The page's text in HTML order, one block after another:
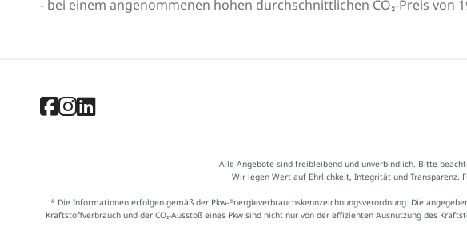
- bei einem angenommenen hohen durchschnittlichen CO₂-Preis von
Alle Angebote sind freibleibend und unverbindlich. Bitte
Wir legen Wert auf Ehrlichkeit, Integrität und Transparenz.
* Die Informationen erfolgen gemäß der Pkw-Energieverbrauchskennzeichnungsverordnung. Die
Kraftstoffverbrauch und der CO₂-Ausstoß eines Pkw sind nicht nur von der effizienten Ausnutzung des